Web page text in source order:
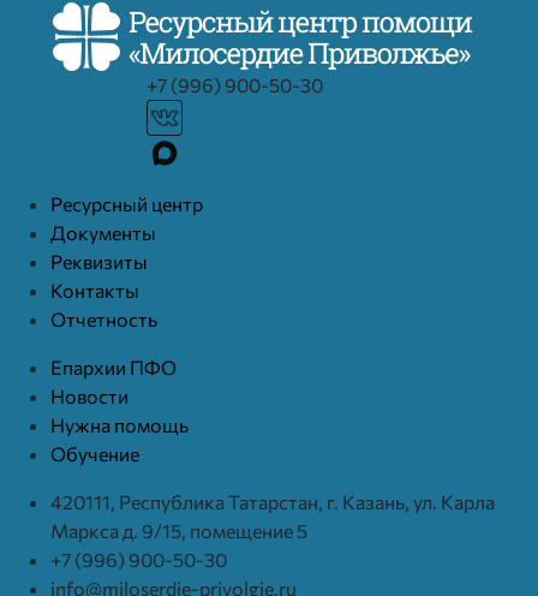
+7 (996) 900-50-30
Ресурcный центр
Документы
Реквизиты
Контакты
Отчетность
Епархии ПФО
Новости
Нужна помощь
Обучение
420111, Республика Татарстан, г. Казань, ул. Карла
Маркса д. 9/15, помещение 5
+7 (996) 900-50-30
info@miloserdie-privolgie.ru